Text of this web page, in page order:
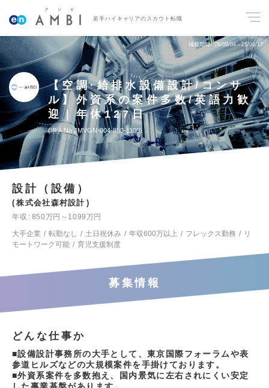
若手ハイキャリアのスカウト転職
掲載期間 26/08/04～26/08/17
【空調·給排水設備設計/コンサ
ル】外資系の案件多数/英語力歓
迎｜年休127日
求人No.JMVGN-004-850-1100
設計（設備）
株式会社森村設計
年収
850万円～1099万円
大手企業
転勤なし 土日祝休み 年収600万以上 フレックス勤務
リ
モートワーク可能
育児支援制度
募集情報
どんな仕事か
■設備設計事務所の大手として、東京国際フォーラムや表
参道ヒルズなどの大規模案件を手掛けております。
■外資系案件を多数抱え、国内景気に左右されにくい安定